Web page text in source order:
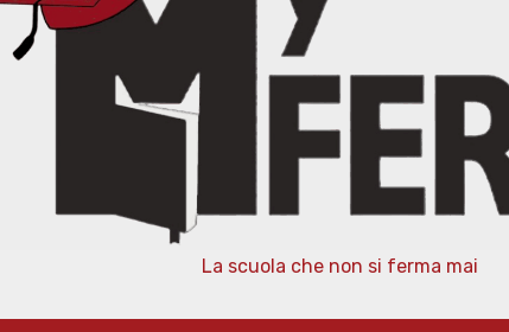
La scuola che non si ferma mai